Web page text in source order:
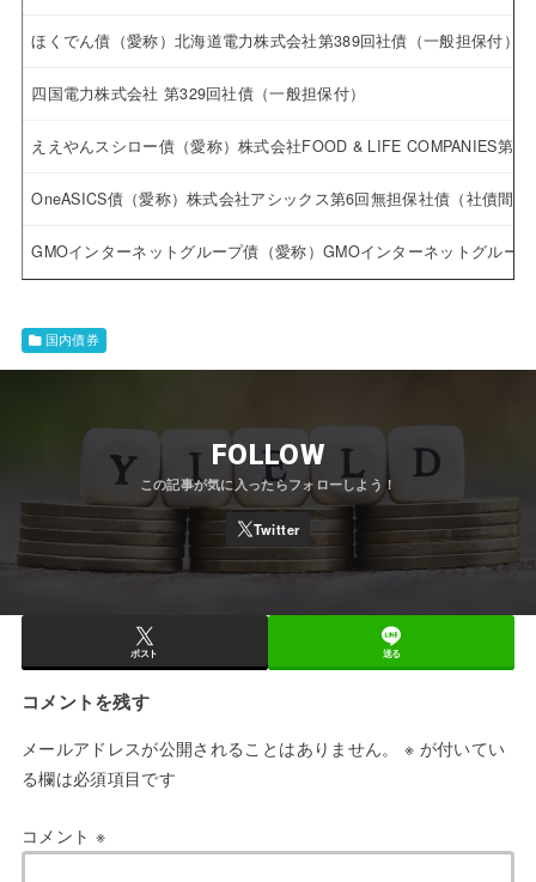
ほくでん債（愛称）北海道電力株式会社第389回社債（一般担保付）
四国電力株式会社 第329回社債（一般担保付）
ええやんスシロー債（愛称）株式会社FOOD & LIFE COMPANIES第4
OneASICS債（愛称）株式会社アシックス第6回無担保社債（社債間
GMOインターネットグループ債（愛称）GMOインターネットグルー
国内債券
FOLLOW
ポスト 送る
コメントを残す
メールアドレスが公開されることはありません。 ※ が付いてい
る欄は必須項目です
コメント ※